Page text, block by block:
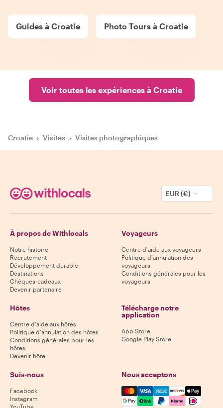
Guides à Croatie Photo Tours à Croatie
Voir toutes les expériences à Croatie
Croatie › Visites › Visites photographiques
EUR (€)
À propos de Withlocals
Notre histoire
Recrutement
Développement durable
Destinations
Chèques-cadeaux
Devenir partenaire
Voyageurs
Centre d'aide aux voyageurs
Politique d'annulation des
voyageurs
Conditions générales pour les
voyageurs
Hôtes
Centre d'aide aux hôtes
Politique d'annulation des hôtes
Conditions générales pour les
hôtes
Devenir hôte
Télécharge notre
application
App Store
Google Play Store
Suis-nous
Facebook
Instagram
YouTube
Nous acceptons
Mastercard, Visa, Amex,